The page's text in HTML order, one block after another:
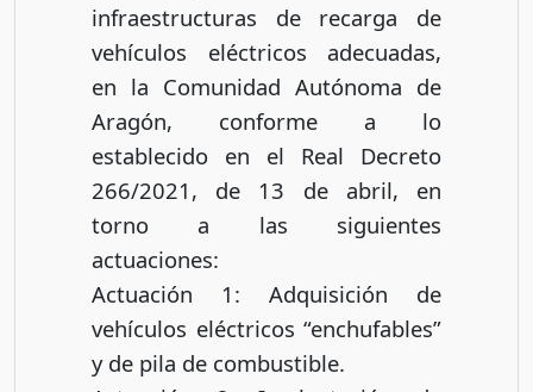
infraestructuras de recarga de
vehículos eléctricos adecuadas,
en la Comunidad Autónoma de
Aragón, conforme a lo
establecido en el Real Decreto
266/2021, de 13 de abril, en
torno a las siguientes
actuaciones:
Actuación 1: Adquisición de
vehículos eléctricos “enchufables”
y de pila de combustible.